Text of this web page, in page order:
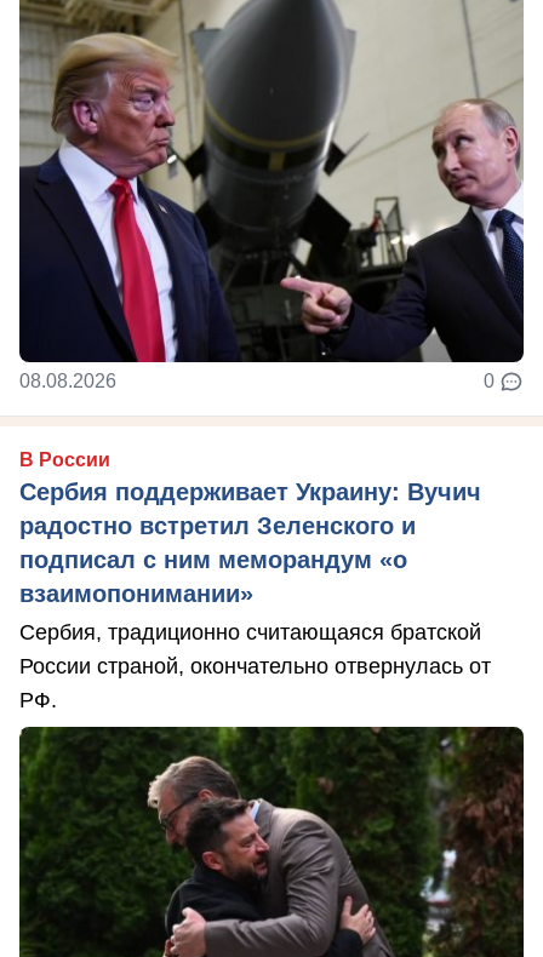
08.08.2026 0
В России
Сербия поддерживает Украину: Вучич
радостно встретил Зеленского и
подписал с ним меморандум «о
взаимопонимании»
Сербия, традиционно считающаяся братской
России страной, окончательно отвернулась от
РФ.